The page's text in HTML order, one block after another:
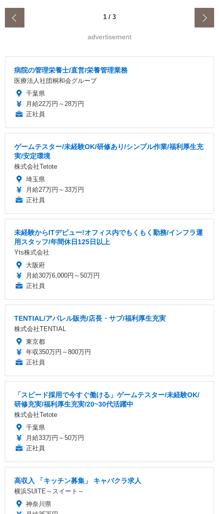
1 / 3
advertisement
病院の管理栄養士/直営/栄養管理業務
医療法人社団桐和会グループ
千葉県
月給22万円～28万円
正社員
ゲームテスター/未経験OK/研修あり/シンプル作業/福利厚生充
実/安定環境
株式会社Tetote
埼玉県
月給27万円～33万円
正社員
未経験からITデビュー!オフィス内でもくもく勤務/インフラ運
用スタッフ/年間休日125日以上
Yts株式会社
大阪府
月給30万6,000円～50万円
正社員
TENTIAL/アパレル販売/店長・サブ/福利厚生充実
株式会社TENTIAL
東京都
年収350万円～800万円
正社員
「スピード採用で今すぐ働ける」ゲームテスター/未経験OK/
研修充実/福利厚生充実/20~30代活躍中
株式会社Tetote
千葉県
月給33万円～50万円
正社員
高収入 「キッチン募集」 キャバクラ求人
横浜SUITE～スイート～
神奈川県